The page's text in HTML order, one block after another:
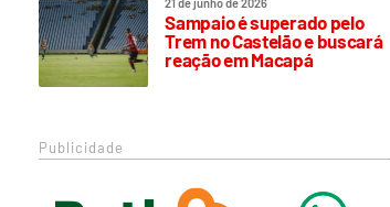
21 de junho de 2026
Sampaio é superado pelo
Trem no Castelão e buscará
reação em Macapá
Publicidade